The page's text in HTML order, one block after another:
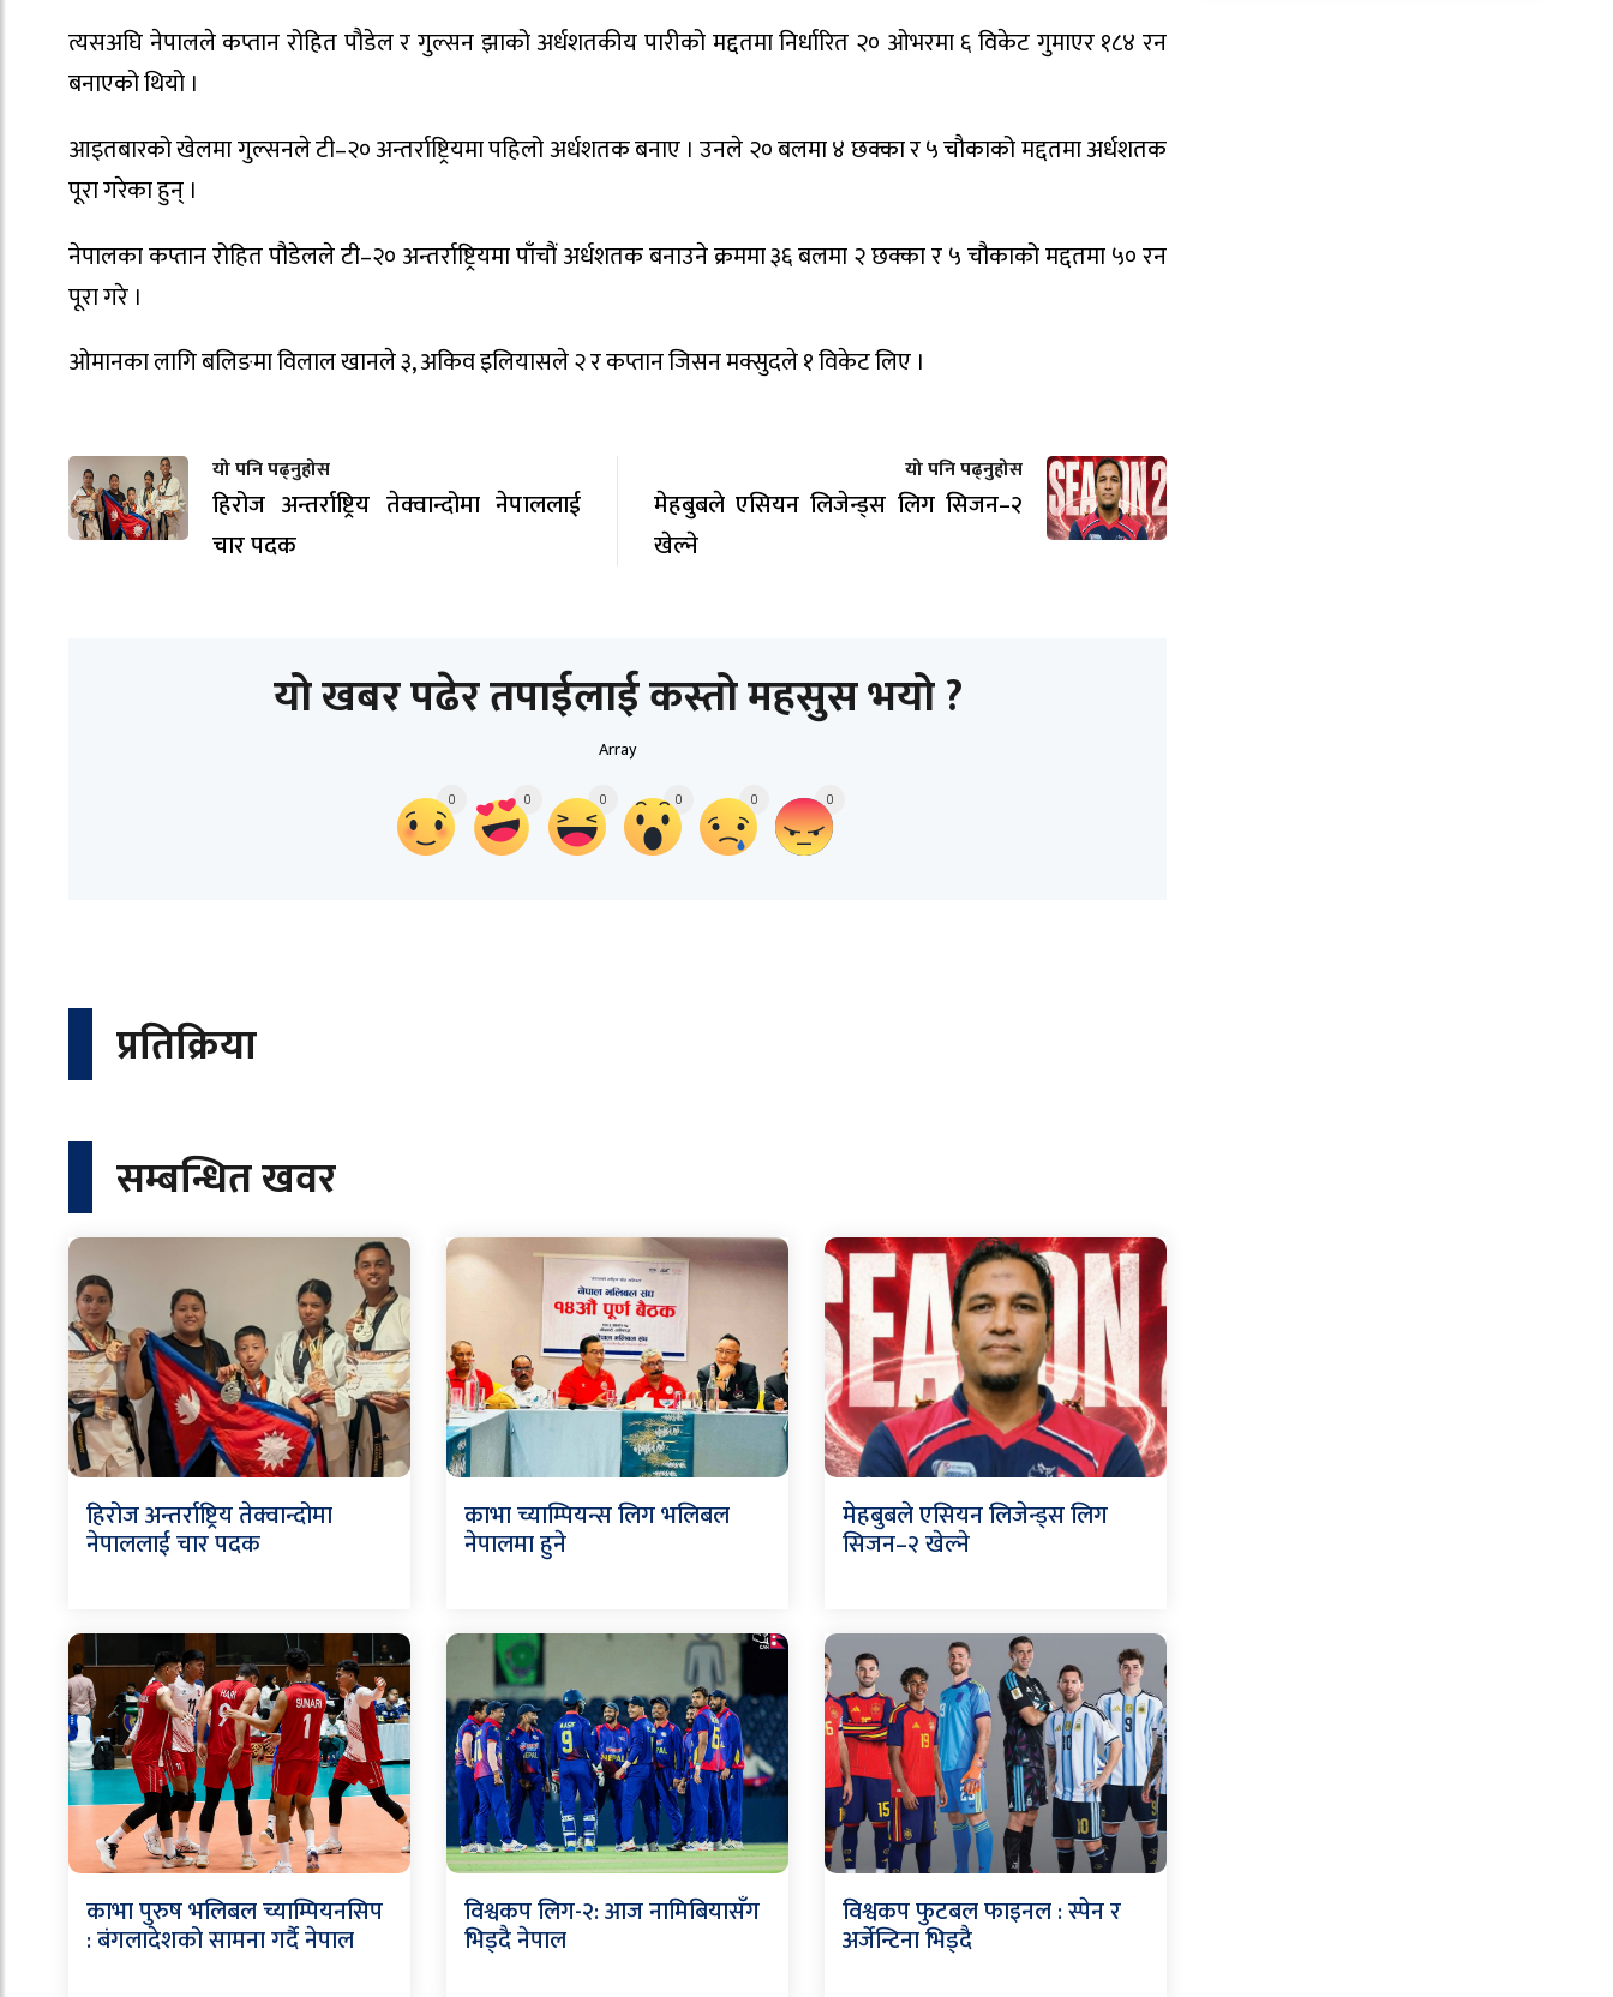
त्यसअघि नेपालले कप्तान रोहित पौडेल र गुल्सन झाको अर्धशतकीय पारीको मद्दतमा निर्धारित २० ओभरमा ६ विकेट गुमाएर १८४ रन
बनाएको थियो ।
आइतबारको खेलमा गुल्सनले टी–२० अन्तर्राष्ट्रियमा पहिलो अर्धशतक बनाए । उनले २० बलमा ४ छक्का र ५ चौकाको मद्दतमा अर्धशतक
पूरा गरेका हुन् ।
नेपालका कप्तान रोहित पौडेलले टी–२० अन्तर्राष्ट्रियमा पाँचौं अर्धशतक बनाउने क्रममा ३६ बलमा २ छक्का र ५ चौकाको मद्दतमा ५० रन
पूरा गरे ।
ओमानका लागि बलिङमा विलाल खानले ३, अकिव इलियासले २ र कप्तान जिसन मक्सुदले १ विकेट लिए ।
यो पनि पढ्नुहोस
हिरोज अन्तर्राष्ट्रिय तेक्वान्दोमा नेपाललाई
चार पदक
यो पनि पढ्नुहोस
मेहबुबले एसियन लिजेन्ड्स लिग सिजन–२
खेल्ने
यो खबर पढेर तपाईलाई कस्तो महसुस भयो ?
Array
0 0 0 0 0 0
प्रतिक्रिया
सम्बन्धित खवर
हिरोज अन्तर्राष्ट्रिय तेक्वान्दोमा
नेपाललाई चार पदक
काभा च्याम्पियन्स लिग भलिबल
नेपालमा हुने
मेहबुबले एसियन लिजेन्ड्स लिग
सिजन–२ खेल्ने
काभा पुरुष भलिबल च्याम्पियनसिप
: बंगलादेशको सामना गर्दै नेपाल
विश्वकप लिग-२: आज नामिबियासँग
भिड्दै नेपाल
विश्वकप फुटबल फाइनल : स्पेन र
अर्जेन्टिना भिड्दै